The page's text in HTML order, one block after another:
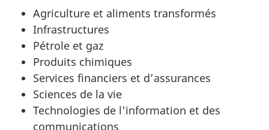
Agriculture et aliments transformés
Infrastructures
Pétrole et gaz
Produits chimiques
Services financiers et d’assurances
Sciences de la vie
Technologies de l'information et des
communications